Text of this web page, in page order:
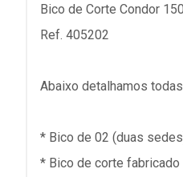
Bico de Corte Condor
Ref. 405202
Abaixo detalhamos
* Bico de 02 (duas
* Bico de corte